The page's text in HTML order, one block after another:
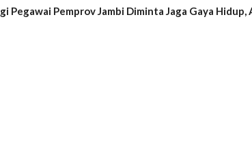
Pegawai Pemprov Jambi Diminta Jaga Gaya